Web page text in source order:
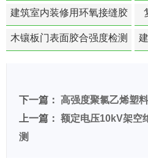
白活性检测
建筑室内装修用环氧接缝胶
苯含量检测
木镶板门表面胶合强度检测
下一篇： 高强度聚氯乙烯塑
上一篇： 额定电压10kV架空
测